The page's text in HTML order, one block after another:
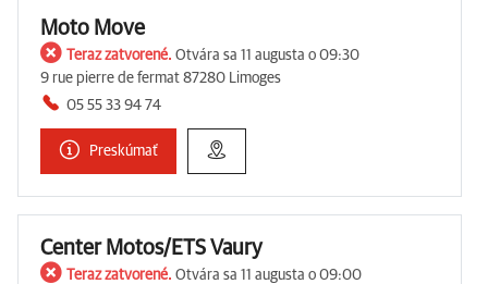
Moto Move
Teraz zatvorené. Otvára sa 11 augusta o 09:30
9 rue pierre de fermat 87280 Limoges
05 55 33 94 74
Preskúmať
Center Motos/ETS Vaury
Teraz zatvorené. Otvára sa 11 augusta o 09:00